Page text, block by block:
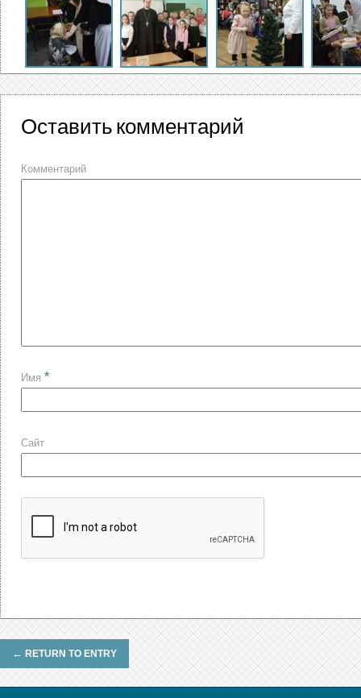
Оставить комментарий
Комментарий
Имя *
Сайт
← RETURN TO ENTRY